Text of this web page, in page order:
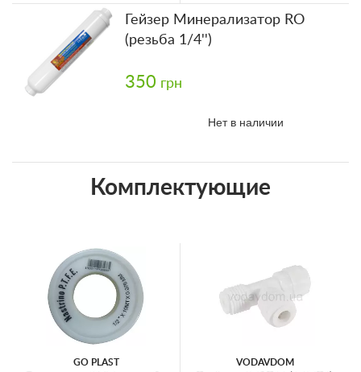
Гейзер Минерализатор RO
(резьба 1/4'')
350 грн
Нет в наличии
Комплектующие
GO PLAST VODAVDOM